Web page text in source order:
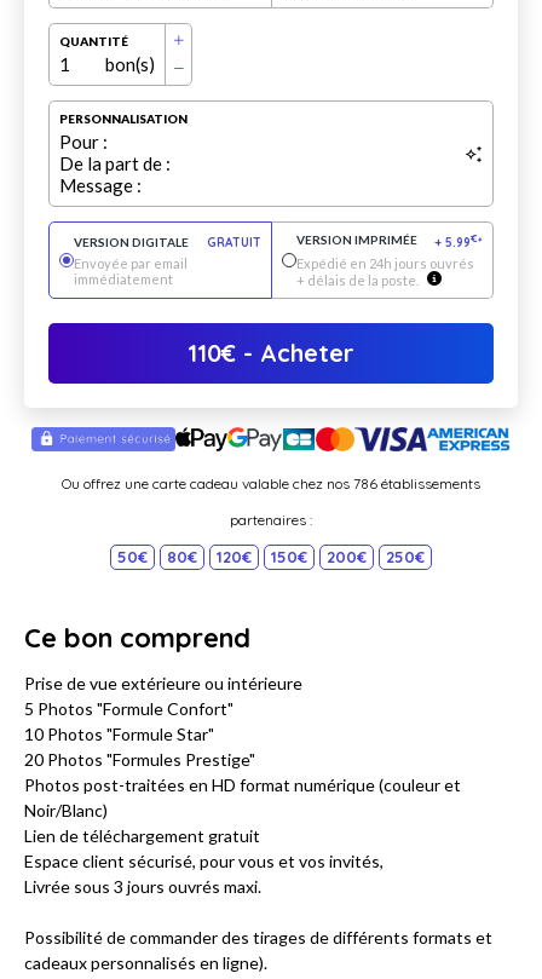
QUANTITÉ
1 bon(s)
PERSONNALISATION
Pour :
De la part de :
Message :
VERSION DIGITALE
GRATUIT
Envoyée par email
immédiatement
VERSION IMPRIMÉE + 5.99€*
Expédié en 24h jours ouvrés
+ délais de la poste.
110€ - Acheter
Ou offrez une carte cadeau valable chez nos 786 établissements
partenaires :
50€ 80€ 120€ 150€ 200€ 250€
Ce bon comprend
Prise de vue extérieure ou intérieure
5 Photos "Formule Confort"
10 Photos "Formule Star"
20 Photos "Formules Prestige"
Photos post-traitées en HD format numérique (couleur et
Noir/Blanc)
Lien de téléchargement gratuit
Espace client sécurisé, pour vous et vos invités,
Livrée sous 3 jours ouvrés maxi.
Possibilité de commander des tirages de différents formats et
cadeaux personnalisés en ligne).